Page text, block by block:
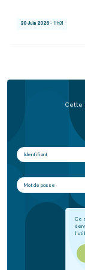
Ce
30 Juin 2026 - 11h31
Cette